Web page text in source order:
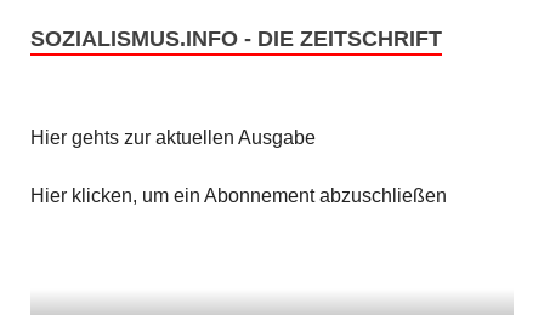
SOZIALISMUS.INFO - DIE ZEITSCHRIFT
Hier gehts zur aktuellen Ausgabe
Hier klicken, um ein Abonnement abzuschließen